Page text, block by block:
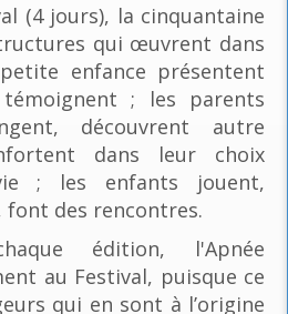
(4 jours), la cinquantaine
qui œuvrent dans
enfance présentent
; les parents
découvrent autre
dans leur choix
; les enfants jouent,
des rencontres.
édition, l'Apnée
au Festival, puisque ce
qui en sont à l’origine